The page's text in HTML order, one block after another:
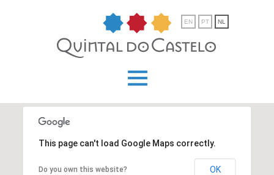
EN PT NL
This page can't load Google Maps correctly.
Do you own this website? OK